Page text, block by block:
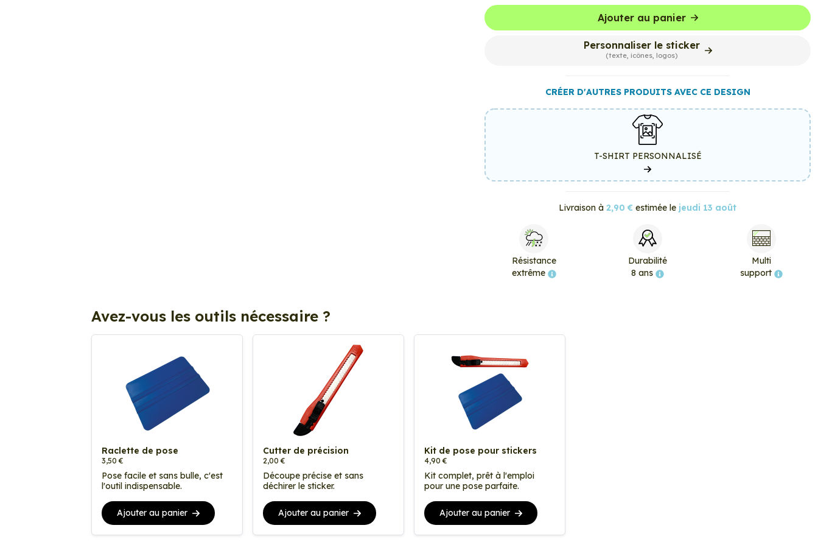
Ajouter au panier
Personnaliser le sticker
(texte, icônes, logos)
CRÉER D'AUTRES PRODUITS AVEC CE DESIGN
T-SHIRT PERSONNALISÉ
Livraison à 2,90 € estimée le jeudi 13 août
Résistance
extrême
Durabilité
8 ans
Multi
support
Avez-vous les outils nécessaire ?
Raclette de pose
3,50 €
Pose facile et sans bulle, c'est
l'outil indispensable.
Ajouter au panier
Cutter de précision
2,00 €
Découpe précise et sans
déchirer le sticker.
Ajouter au panier
Kit de pose pour stickers
4,90 €
Kit complet, prêt à l'emploi
pour une pose parfaite.
Ajouter au panier